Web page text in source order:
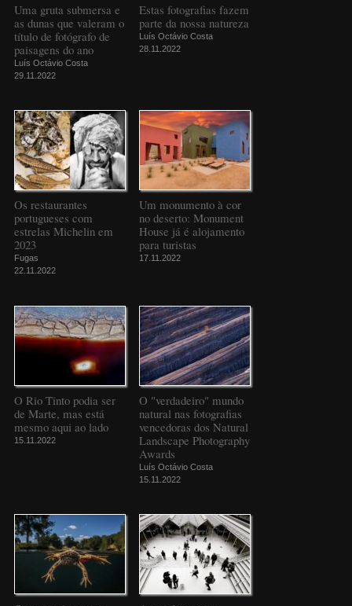
Uma gruta submersa e
as dunas que valeram o
título de fotógrafo de
paisagens do ano
Luís Octávio Costa
29.11.2022
Estas fotografias fazem
parte da nossa natureza
Luís Octávio Costa
28.11.2022
Os restaurantes
portugueses com
estrelas Michelin em
2023
Fugas
22.11.2022
Um monumento à cor
no deserto: Monument
House já é alojamento
para turistas
17.11.2022
O Rio Tinto podia ser
de Marte, mas está
mesmo aqui ao lado
15.11.2022
O "verdadeiro" mundo
natural nas fotografias
vencedoras dos Natural
Landscape Photography
Awards
Luís Octávio Costa
15.11.2022